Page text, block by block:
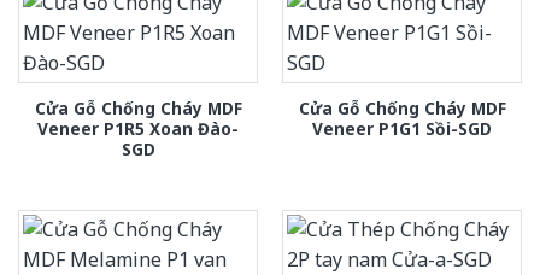
Cửa Gỗ Chống Cháy MDF
Veneer P1R5 Xoan Đào-
SGD
Cửa Gỗ Chống Cháy MDF
Veneer P1G1 Sồi-SGD